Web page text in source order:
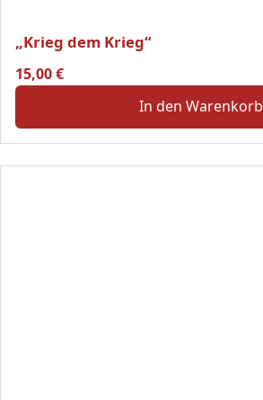
„Krieg dem Krieg“
15,00€
In den Warenkorb